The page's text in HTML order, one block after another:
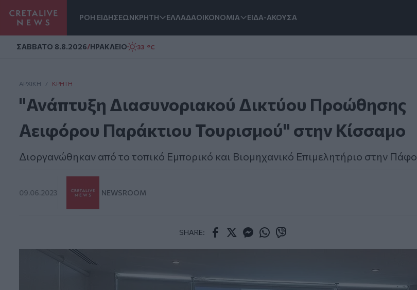
ΡΟΗ ΕΙΔΗΣΕΩΝΚΡΗΤΗ ΕΛΛΑΔΑΟΙΚΟΝΟΜΙΑ ΕΙΔΑ-ΑΚΟΥΣΑ
ΣAΒΒΑΤΟ 8.8.2026/ΗΡΑΚΛΕΙΟ 33 °C
ΑΡΧΙΚΗ / ΚΡΉΤΗ
"Ανάπτυξη Διασυνοριακού Δικτύου Προώθησης
Αειφόρου Παράκτιου Τουρισμού" στην Κίσσαμο
Διοργανώθηκαν από το τοπικό Εμπορικό και Βιομηχανικό Επιμελητήριο στην Πάφο
09.06.2023 NEWSROOM
SHARE: